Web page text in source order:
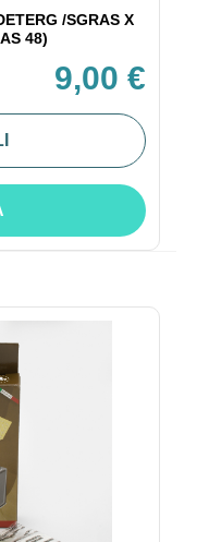
/SGRAS X
48)
9,00 €